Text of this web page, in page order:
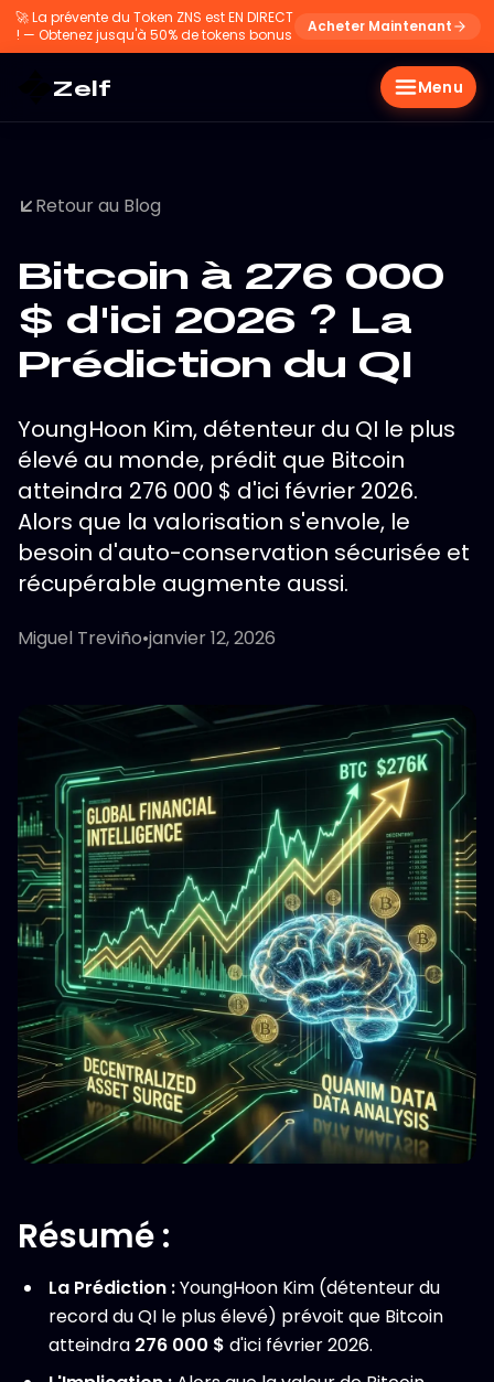
🚀La prévente du Token ZNS est EN DIRECT
! — Obtenez jusqu'à 50% de tokens bonus
Acheter Maintenant
Zelf Menu
Retour au Blog
Bitcoin à 276 000
$ d'ici 2026 ? La
Prédiction du QI
YoungHoon Kim, détenteur du QI le plus
élevé au monde, prédit que Bitcoin
atteindra 276 000 $ d'ici février 2026.
Alors que la valorisation s'envole, le
besoin d'auto-conservation sécurisée et
récupérable augmente aussi.
Miguel Treviño•janvier 12, 2026
Résumé :
La Prédiction :YoungHoon Kim (détenteur du
record du QI le plus élevé) prévoit que Bitcoin
atteindra 276 000 $ d'ici février 2026.